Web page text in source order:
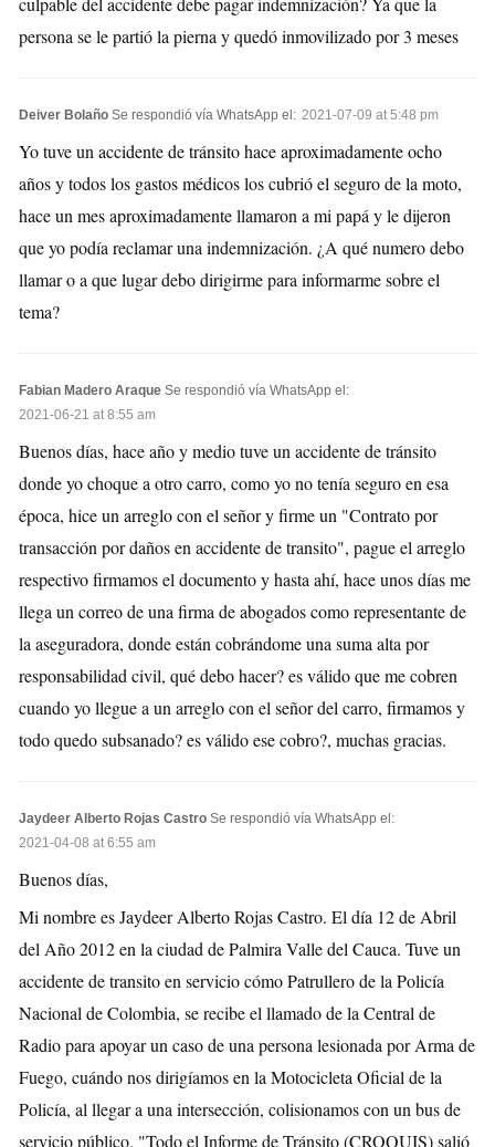
persona se le partió la pierna y quedó inmovilizado por 3 meses
Deiver Bolaño Se respondió vía WhatsApp el: 2021-07-09 at 5:48 pm
Yo tuve un accidente de tránsito hace aproximadamente ocho
años y todos los gastos médicos los cubrió el seguro de la moto,
hace un mes aproximadamente llamaron a mi papá y le dijeron
que yo podía reclamar una indemnización. ¿A qué numero debo
llamar o a que lugar debo dirigirme para informarme sobre el
tema?
Fabian Madero Araque Se respondió vía WhatsApp el:
2021-06-21 at 8:55 am
Buenos días, hace año y medio tuve un accidente de tránsito
donde yo choque a otro carro, como yo no tenía seguro en esa
época, hice un arreglo con el señor y firme un "Contrato por
transacción por daños en accidente de transito", pague el arreglo
respectivo firmamos el documento y hasta ahí, hace unos días me
llega un correo de una firma de abogados como representante de
la aseguradora, donde están cobrándome una suma alta por
responsabilidad civil, qué debo hacer? es válido que me cobren
cuando yo llegue a un arreglo con el señor del carro, firmamos y
todo quedo subsanado? es válido ese cobro?, muchas gracias.
Jaydeer Alberto Rojas Castro Se respondió vía WhatsApp el:
2021-04-08 at 6:55 am
Buenos días,
Mi nombre es Jaydeer Alberto Rojas Castro. El día 12 de Abril
del Año 2012 en la ciudad de Palmira Valle del Cauca. Tuve un
accidente de transito en servicio cómo Patrullero de la Policía
Nacional de Colombia, se recibe el llamado de la Central de
Radio para apoyar un caso de una persona lesionada por Arma de
Fuego, cuándo nos dirigíamos en la Motocicleta Oficial de la
Policía, al llegar a una intersección, colisionamos con un bus de
servicio público. "Todo el Informe de Tránsito (CROQUIS) salió